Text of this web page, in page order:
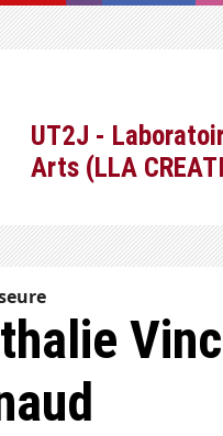
UT2J -
Arts (LLA